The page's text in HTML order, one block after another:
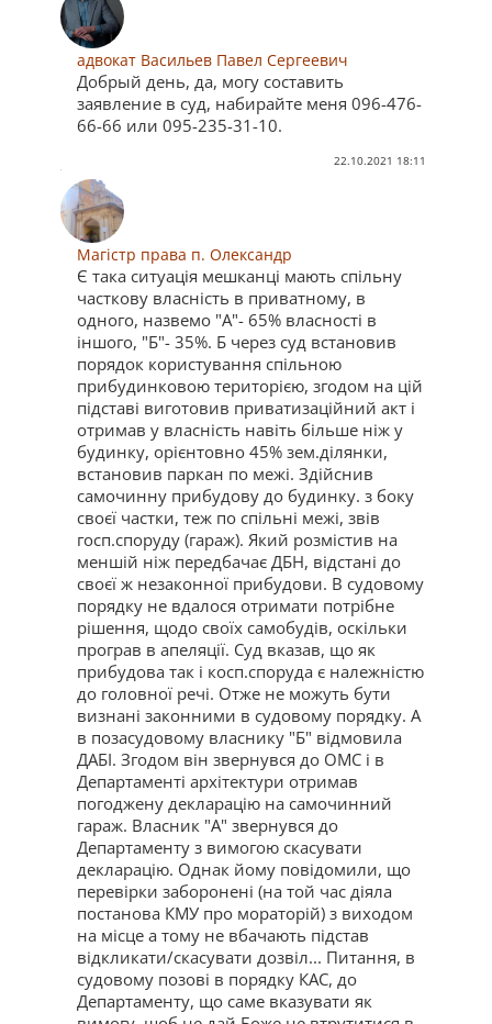
адвокат Васильев Павел Сергеевич
Добрый день, да, могу составить
заявление в суд, набирайте меня 096-476-
66-66 или 095-235-31-10.
22.10.2021 18:11
Магістр права п. Олександр
Є така ситуація мешканці мають спільну
часткову власність в приватному, в
одного, назвемо "А"- 65% власності в
іншого, "Б"- 35%. Б через суд встановив
порядок користування спільною
прибудинковою територією, згодом на цій
підставі виготовив приватизаційний акт і
отримав у власність навіть більше ніж у
будинку, орієнтовно 45% зем.ділянки,
встановив паркан по межі. Здійснив
самочинну прибудову до будинку. з боку
своєї частки, теж по спільні межі, звів
госп.споруду (гараж). Який розмістив на
меншій ніж передбачає ДБН, відстані до
своєї ж незаконної прибудови. В судовому
порядку не вдалося отримати потрібне
рішення, щодо своїх самобудів, оскільки
програв в апеляції. Суд вказав, що як
прибудова так і косп.споруда є належністю
до головної речі. Отже не можуть бути
визнані законними в судовому порядку. А
в позасудовому власнику "Б" відмовила
ДАБІ. Згодом він звернувся до ОМС і в
Департаменті архітектури отримав
погоджену декларацію на самочинний
гараж. Власник "А" звернувся до
Департаменту з вимогою скасувати
декларацію. Однак йому повідомили, що
перевірки заборонені (на той час діяла
постанова КМУ про мораторій) з виходом
на місце а тому не вбачають підстав
відкликати/скасувати дозвіл... Питання, в
судовому позові в порядку КАС, до
Департаменту, що саме вказувати як